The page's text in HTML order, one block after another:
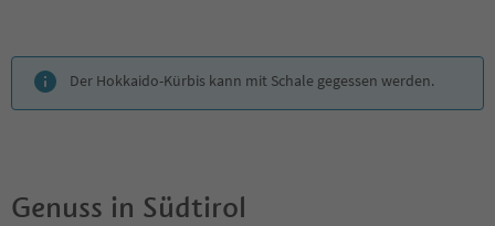
Der Hokkaido-Kürbis kann mit Schale gegessen werden.
Genuss in Südtirol